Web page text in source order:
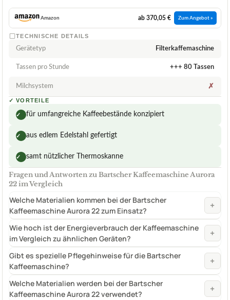
Amazon ab 370,05 € Zum Angebot »
TECHNISCHE DETAILS
Gerätetyp Filterkaffemaschine
Tassen pro Stunde +++ 80 Tassen
Milchsystem ✗
✓ VORTEILE
✓ für umfangreiche Kaffeebestände konzipiert
✓ aus edlem Edelstahl gefertigt
✓ samt nützlicher Thermoskanne
Fragen und Antworten zu Bartscher Kaffeemaschine Aurora
22 im Vergleich
Welche Materialien kommen bei der Bartscher
Kaffeemaschine Aurora 22 zum Einsatz?
+
Wie hoch ist der Energieverbrauch der Kaffeemaschine
im Vergleich zu ähnlichen Geräten?
+
Gibt es spezielle Pflegehinweise für die Bartscher
Kaffeemaschine?
+
Welche Materialien werden bei der Bartscher
Kaffeemaschine Aurora 22 verwendet?
+